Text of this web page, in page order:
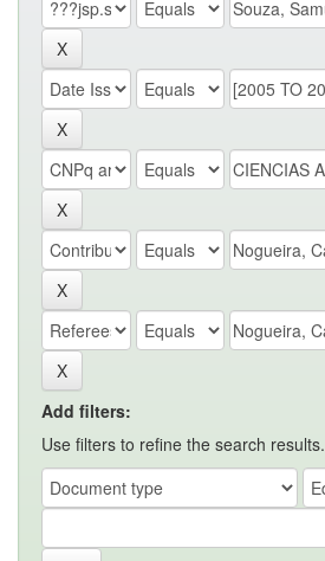
Add filters:
Use filters to refine the search results.